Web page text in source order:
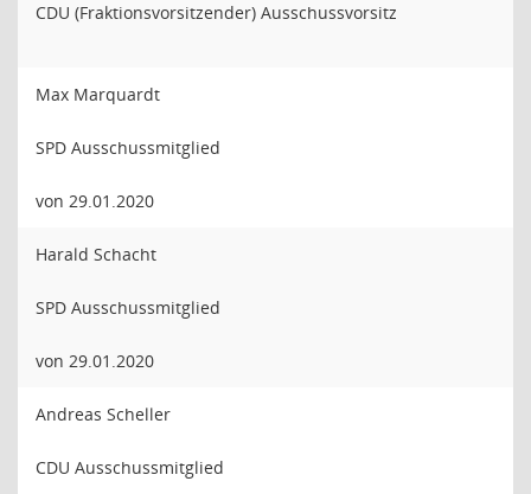
CDU (Fraktionsvorsitzender) Ausschussvorsitz
Max Marquardt
SPD Ausschussmitglied
von 29.01.2020
Harald Schacht
SPD Ausschussmitglied
von 29.01.2020
Andreas Scheller
CDU Ausschussmitglied